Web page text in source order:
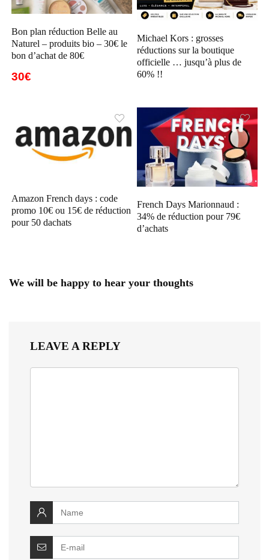
Bon plan réduction Belle au
Naturel – produits bio – 30€ le
bon d’achat de 80€
30€
Michael Kors : grosses
réductions sur la boutique
officielle … jusqu’à plus de
60% !!
Amazon French days : code
promo 10€ ou 15€ de réduction
pour 50 dachats
French Days Marionnaud :
34% de réduction pour 79€
d’achats
We will be happy to hear your thoughts
LEAVE A REPLY